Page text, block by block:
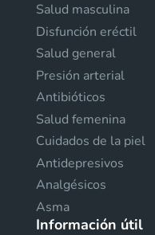
Salud masculina
Disfunción eréctil
Salud general
Presión arterial
Antibióticos
Salud femenina
Cuidados de la piel
Antidepresivos
Analgésicos
Asma
Información útil